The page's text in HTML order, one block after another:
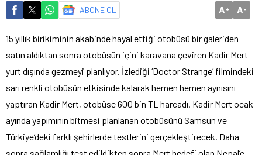
ABONE OL A+ A-
15 yıllık birikiminin akabinde hayal ettiği otobüsü bir galeriden
satın aldıktan sonra otobüsün içini karavana çeviren Kadir Mert
yurt dışında gezmeyi planlıyor. İzlediği ‘Doctor Strange’ filmindeki
sarı renkli otobüsün etkisinde kalarak hemen hemen aynısını
yaptıran Kadir Mert, otobüse 600 bin TL harcadı. Kadir Mert ocak
ayında yapımının bitmesi planlanan otobüsünü Samsun ve
Türkiye’deki farklı şehirlerde testlerini gerçekleştirecek. Daha